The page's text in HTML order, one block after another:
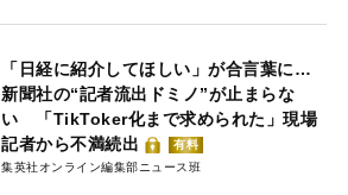
「日経に紹介してほしい」が合言葉に…
新聞社の“記者流出ドミノ”が止まらな
い 「TikToker化まで求められた」現場
記者から不満続出
有料
集英社オンライン編集部ニュース班